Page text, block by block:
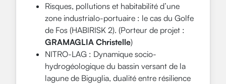
Risques, pollutions et habitabilité d’une
zone industrialo-portuaire : le cas du Golfe
de Fos (HABIRISK 2). (Porteur de projet :
GRAMAGLIA Christelle)
NITRO-LAG : Dynamique socio-
hydrogéologique du bassin versant de la
lagune de Biguglia, dualité entre résilience